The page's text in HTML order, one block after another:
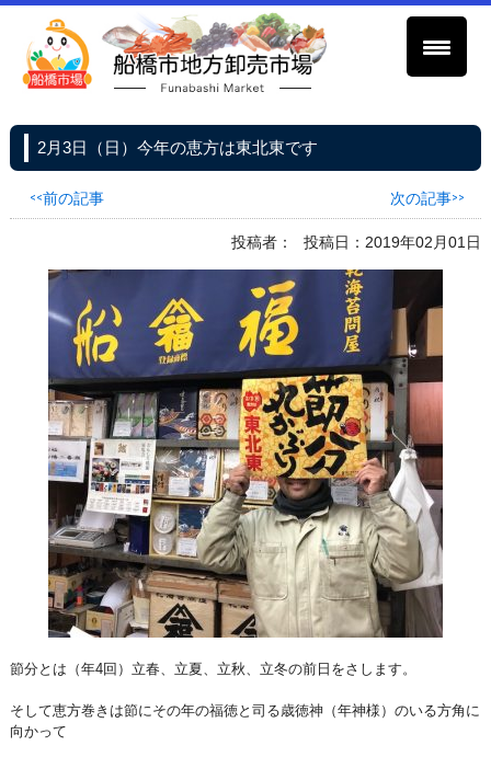
2月3日（日）今年の恵方は東北東です
<<前の記事 次の記事>>
投稿者： 投稿日：2019年02月01日
節分とは（年4回）立春、立夏、立秋、立冬の前日をさします。
そして恵方巻きは節にその年の福徳と司る歳徳神（年神様）のいる方角に
向かって